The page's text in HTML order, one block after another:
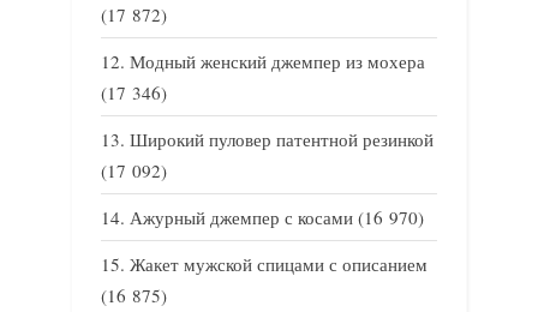
(17 872)
Модный женский джемпер из мохера
(17 346)
Широкий пуловер патентной резинкой
(17 092)
Ажурный джемпер с косами (16 970)
Жакет мужской спицами с описанием
(16 875)